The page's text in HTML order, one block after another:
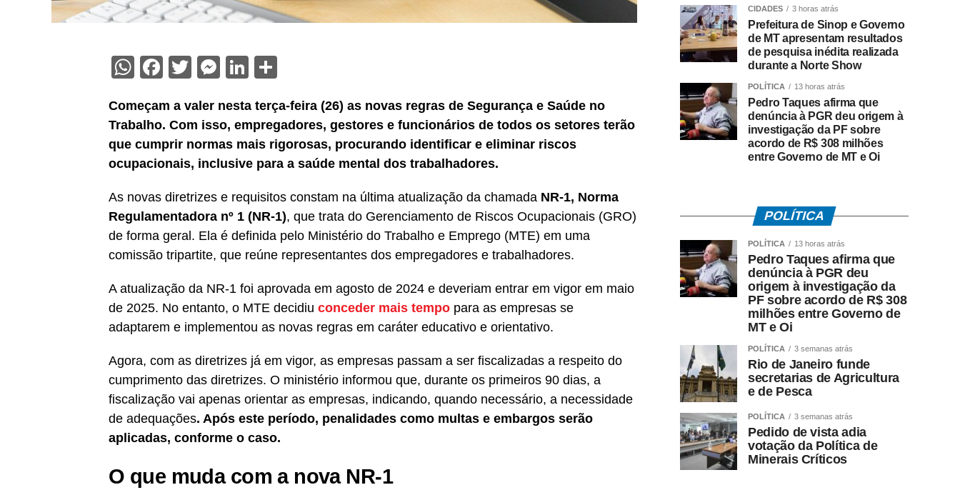
WhatsApp
Facebook
Twitter
Messenger
LinkedIn
Começam a valer nesta terça-feira (26) as novas regras de Segurança e Saúde no
Trabalho. Com isso, empregadores, gestores e funcionários de todos os setores terão
que cumprir normas mais rigorosas, procurando identificar e eliminar riscos
ocupacionais, inclusive para a saúde mental dos trabalhadores.
As novas diretrizes e requisitos constam na última atualização da chamada NR-1, Norma
Regulamentadora nº 1 (NR-1), que trata do Gerenciamento de Riscos Ocupacionais (GRO)
de forma geral. Ela é definida pelo Ministério do Trabalho e Emprego (MTE) em uma
comissão tripartite, que reúne representantes dos empregadores e trabalhadores.
A atualização da NR-1 foi aprovada em agosto de 2024 e deveriam entrar em vigor em maio
de 2025. No entanto, o MTE decidiu conceder mais tempo para as empresas se
adaptarem e implementou as novas regras em caráter educativo e orientativo.
Agora, com as diretrizes já em vigor, as empresas passam a ser fiscalizadas a respeito do
cumprimento das diretrizes. O ministério informou que, durante os primeiros 90 dias, a
fiscalização vai apenas orientar as empresas, indicando, quando necessário, a necessidade
de adequações. Após este período, penalidades como multas e embargos serão
aplicadas, conforme o caso.
O que muda com a nova NR-1
CIDADES 3 horas atrás
Prefeitura de Sinop e Governo
de MT apresentam resultados
de pesquisa inédita realizada
durante a Norte Show
POLÍTICA 13 horas atrás
Pedro Taques afirma que
denúncia à PGR deu origem à
investigação da PF sobre
acordo de R$ 308 milhões
entre Governo de MT e Oi
POLÍTICA
POLÍTICA 13 horas atrás
Pedro Taques afirma que
denúncia à PGR deu
origem à investigação da
PF sobre acordo de R$ 308
milhões entre Governo de
MT e Oi
POLÍTICA 3 semanas atrás
Rio de Janeiro funde
secretarias de Agricultura
e de Pesca
POLÍTICA 3 semanas atrás
Pedido de vista adia
votação da Política de
Minerais Críticos